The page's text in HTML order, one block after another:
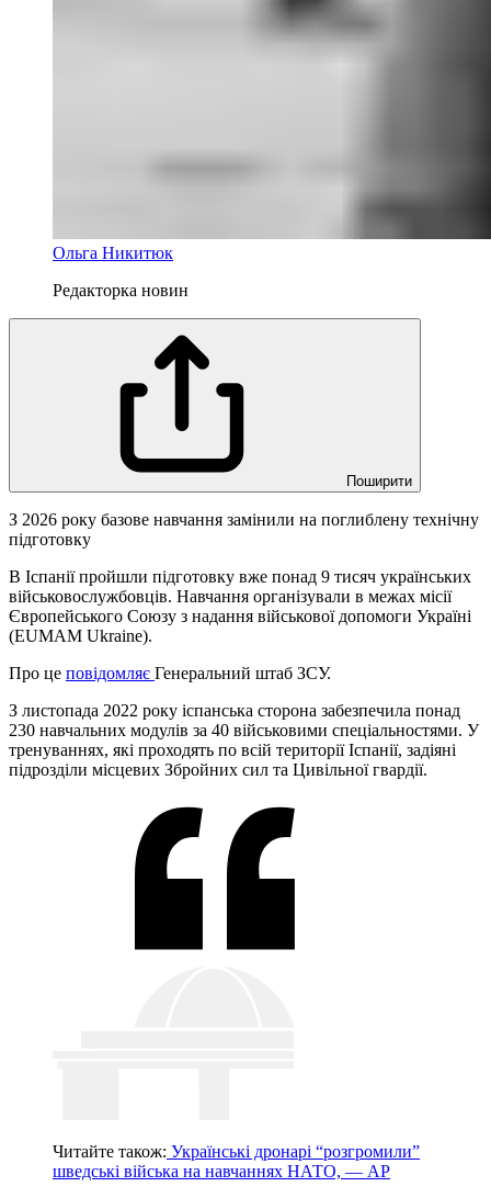
Ольга Никитюк
Редакторка новин
Поширити
З 2026 року базове навчання замінили на поглиблену технічну
підготовку
В Іспанії пройшли підготовку вже понад 9 тисяч українських
військовослужбовців. Навчання організували в межах місії
Європейського Союзу з надання військової допомоги Україні
(EUMAM Ukraine).
Про це повідомляє Генеральний штаб ЗСУ.
З листопада 2022 року іспанська сторона забезпечила понад
230 навчальних модулів за 40 військовими спеціальностями. У
тренуваннях, які проходять по всій території Іспанії, задіяні
підрозділи місцевих Збройних сил та Цивільної гвардії.
Читайте також: Українські дронарі “розгромили”
шведські війська на навчаннях НАТО, — AP